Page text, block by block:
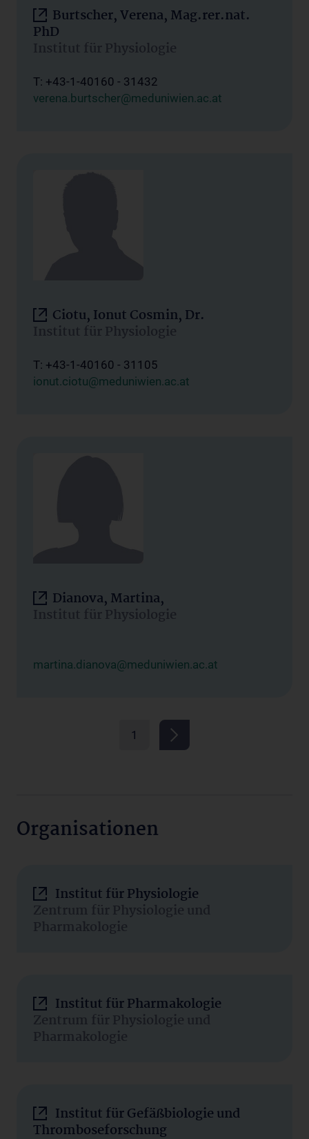
Burtscher, Verena, Mag.rer.nat.
PhD
Institut für Physiologie
T: +43-1-40160 - 31432
verena.burtscher@meduniwien.ac.at
Ciotu, Ionut Cosmin, Dr.
Institut für Physiologie
T: +43-1-40160 - 31105
ionut.ciotu@meduniwien.ac.at
Dianova, Martina,
Institut für Physiologie
martina.dianova@meduniwien.ac.at
1
Organisationen
Institut für Physiologie
Zentrum für Physiologie und
Pharmakologie
Institut für Pharmakologie
Zentrum für Physiologie und
Pharmakologie
Institut für Gefäßbiologie und
Thromboseforschung